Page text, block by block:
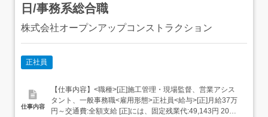
日/事務系総合職
株式会社オープンアップコンストラクション
正社員
仕事内容
【仕事内容】<職種>[正]施工管理・現場監督、営業アシス
タント、一般事務職<雇用形態>正社員<給与>[正]月給37万
円～交通費:全額支給 [正]には、固定残業代:49,143円 20時